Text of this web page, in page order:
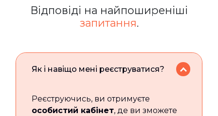
Відповіді на найпоширеніші
запитання.
Як і навіщо мені реєструватися?
Реєструючись, ви отримуєте
особистий кабінет, де ви зможете